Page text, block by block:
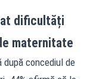
dificultăți
maternitate
după concediul de